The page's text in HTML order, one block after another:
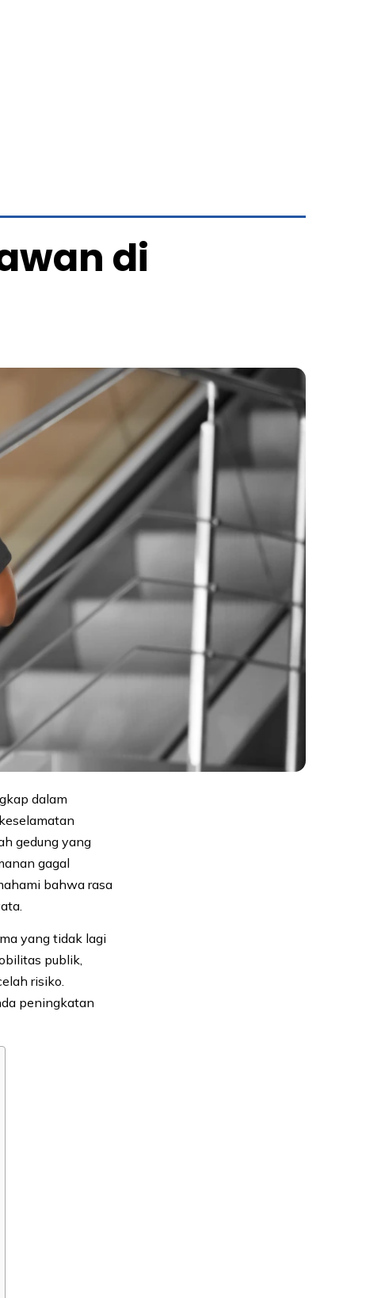
di
dalam
gedung yang
gagal
bahwa rasa
yang tidak lagi
publik,
risiko.
peningkatan